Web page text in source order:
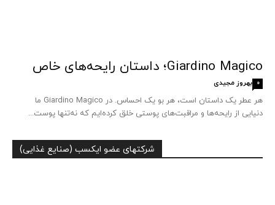
Giardino Magico؛ داستان رایحه‌های خاص
بهروز مجیدی 0
هر عطر یک داستان است، هر بو یک احساس. در Giardino Magico ما
دنیایی از رایحه‌ها و مراقبت‌های پوستی خلق کرده‌ایم که نه‌تنها پوست...
شرکتهای عضو ایکسب (صنایع غذایی)